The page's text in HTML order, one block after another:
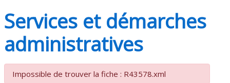
Services et démarches
administratives
Impossible de trouver la fiche : R43578.xml